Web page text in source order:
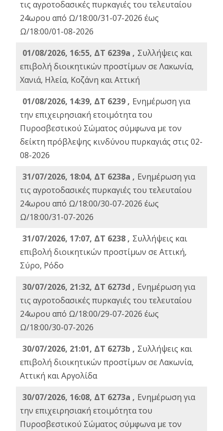
τις αγροτοδασικές πυρκαγιές του τελευταίου
24ωρου από Ω/18:00/31-07-2026 έως
Ω/18:00/01-08-2026
01/08/2026, 16:55, ΔΤ 6239a , Συλλήψεις και
επιβολή διοικητικών προστίμων σε Λακωνία,
Χανιά, Ηλεία, Κοζάνη και Αττική
01/08/2026, 14:39, ΔΤ 6239 , Ενημέρωση για
την επιχειρησιακή ετοιμότητα του
Πυροσβεστικού Σώματος σύμφωνα με τον
δείκτη πρόβλεψης κινδύνου πυρκαγιάς στις 02-
08-2026
31/07/2026, 18:04, ΔΤ 6238a , Ενημέρωση για
τις αγροτοδασικές πυρκαγιές του τελευταίου
24ωρου από Ω/18:00/30-07-2026 έως
Ω/18:00/31-07-2026
31/07/2026, 17:07, ΔΤ 6238 , Συλλήψεις και
επιβολή διοικητικών προστίμων σε Αττική,
Σύρο, Ρόδο
30/07/2026, 21:32, ΔΤ 6273d , Ενημέρωση για
τις αγροτοδασικές πυρκαγιές του τελευταίου
24ωρου από Ω/18:00/29-07-2026 έως
Ω/18:00/30-07-2026
30/07/2026, 21:01, ΔΤ 6273b , Συλλήψεις και
επιβολή διοικητικών προστίμων σε Λακωνία,
Αττική και Αργολίδα
30/07/2026, 16:08, ΔΤ 6273a , Ενημέρωση για
την επιχειρησιακή ετοιμότητα του
Πυροσβεστικού Σώματος σύμφωνα με τον